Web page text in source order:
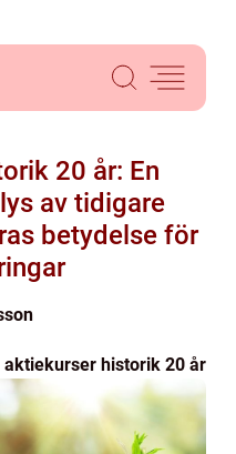
20 år: En
av tidigare
betydelse för
aktiekurser historik 20 år